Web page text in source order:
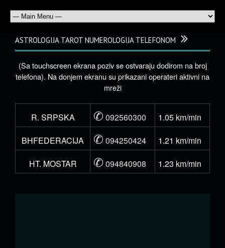
ASTROLOGIJA TAROT NUMEROLOGIJA TELEFONOM
(Sa touchscreen ekrana poziv se ostvaraju dodirom na broj
telefona). Na donjem ekranu su prikazani operateri aktivni na
mreži
R. SRPSKA ✆ 092560300
1.05 km/min
BHFEDERACIJA
✆ 094250424
1.21 km/min
HT. MOSTAR
✆ 094840908 1.23 km/min